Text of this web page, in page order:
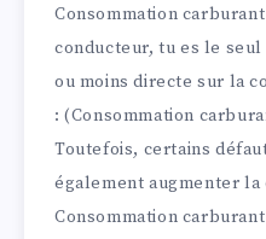
Consommation
conducteur, tu es le
ou moins directe sur la
: (Consommation
Toutefois, certains
également augmenter la
Consommation